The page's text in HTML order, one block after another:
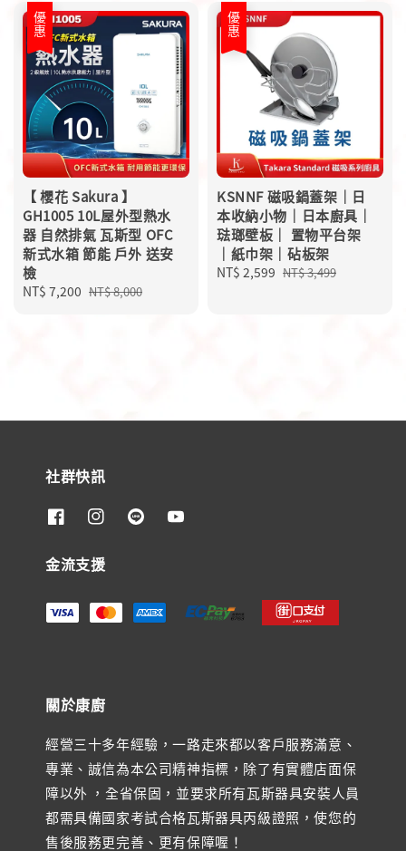
優惠
【 櫻花 Sakura 】
GH1005 10L屋外型熱水
器 自然排氣 瓦斯型 OFC
新式水箱 節能 戶外 送安
檢
Sale
NT$ 7,200 Regular
NT$ 8,000
優惠
KSNNF 磁吸鍋蓋架｜日
本收納小物｜日本廚具｜
琺瑯壁板｜ 置物平台架
｜紙巾架｜砧板架
Sale
NT$ 2,599 Regular
NT$ 3,499
社群快訊
金流支援
關於康廚
經營三十多年經驗，一路走來都以客戶服務滿意、
專業、誠信為本公司精神指標，除了有實體店面保
障以外 ，全省保固，並要求所有瓦斯器具安裝人員
都需具備國家考試合格瓦斯器具丙級證照，使您的
售後服務更完善、更有保障喔！